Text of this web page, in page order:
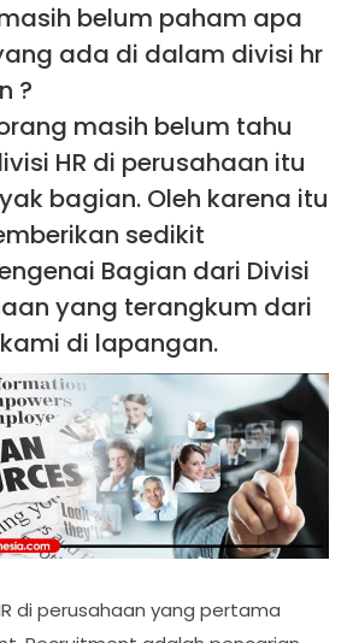
belum paham apa
ada di dalam divisi hr
?
masih belum tahu
HR di perusahaan itu
bagian. Oleh karena itu
sedikit
Bagian dari Divisi
yang terangkum dari
di lapangan.
di perusahaan yang pertama